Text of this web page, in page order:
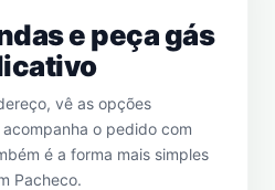
e peça gás
vê as opções
o pedido com
é a forma mais simples
Pacheco.